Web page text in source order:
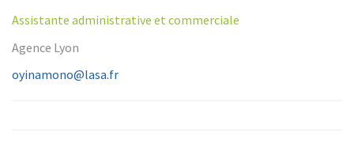
Assistante administrative et commerciale
Agence Lyon
oyinamono@lasa.fr